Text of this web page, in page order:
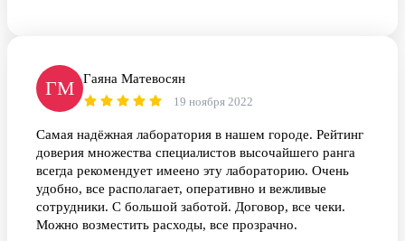
ГМ Гаяна Матевосян
19 ноября 2022
Самая надёжная лаборатория в нашем городе. Рейтинг
доверия множества специалистов высочайшего ранга
всегда рекомендует имеено эту лабораторию. Очень
удобно, все располагает, оперативно и вежливые
сотрудники. С большой заботой. Договор, все чеки.
Можно возместить расходы, все прозрачно.